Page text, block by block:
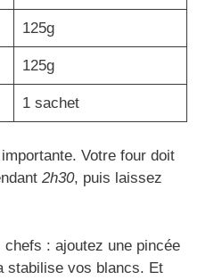
125g
125g
1 sachet
Votre four doit
2h30, puis laissez
: ajoutez une pincée
stabilise vos blancs. Et